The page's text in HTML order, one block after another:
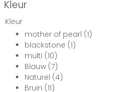
Kleur
Kleur
mother of pearl (1)
blackstone (1)
multi (10)
Blauw (7)
Naturel (4)
Bruin (11)